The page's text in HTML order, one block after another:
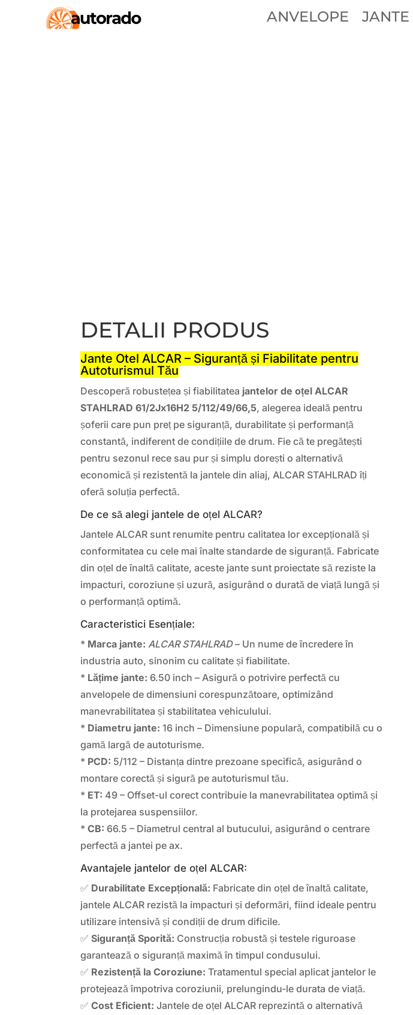
ANVELOPE JANTE
DETALII PRODUS
Jante Otel ALCAR – Siguranță și Fiabilitate pentru
Autoturismul Tău
Descoperă robustețea și fiabilitatea jantelor de oțel ALCAR
STAHLRAD 61/2Jx16H2 5/112/49/66,5, alegerea ideală pentru
șoferii care pun preț pe siguranță, durabilitate și performanță
constantă, indiferent de condițiile de drum. Fie că te pregătești
pentru sezonul rece sau pur și simplu dorești o alternativă
economică și rezistentă la jantele din aliaj, ALCAR STAHLRAD îți
oferă soluția perfectă.
De ce să alegi jantele de oțel ALCAR?
Jantele ALCAR sunt renumite pentru calitatea lor excepțională și
conformitatea cu cele mai înalte standarde de siguranță. Fabricate
din oțel de înaltă calitate, aceste jante sunt proiectate să reziste la
impacturi, coroziune și uzură, asigurând o durată de viață lungă și
o performanță optimă.
Caracteristici Esențiale:
* Marca jante: ALCAR STAHLRAD– Un nume de încredere în
industria auto, sinonim cu calitate și fiabilitate.
* Lățime jante: 6.50 inch – Asigură o potrivire perfectă cu
anvelopele de dimensiuni corespunzătoare, optimizând
manevrabilitatea și stabilitatea vehiculului.
* Diametru jante: 16 inch – Dimensiune populară, compatibilă cu o
gamă largă de autoturisme.
* PCD: 5/112 – Distanța dintre prezoane specifică, asigurând o
montare corectă și sigură pe autoturismul tău.
* ET: 49 – Offset-ul corect contribuie la manevrabilitatea optimă și
la protejarea suspensiilor.
*CB: 66.5 – Diametrul central al butucului, asigurând o centrare
perfectă a jantei pe ax.
Avantajele jantelor de oțel ALCAR:
✅ Durabilitate Excepțională: Fabricate din oțel de înaltă calitate,
jantele ALCAR rezistă la impacturi și deformări, fiind ideale pentru
utilizare intensivă și condiții de drum dificile.
✅Siguranță Sporită: Construcția robustă și testele riguroase
garantează o siguranță maximă în timpul condusului.
✅ Rezistență la Coroziune: Tratamentul special aplicat jantelor le
protejează împotriva coroziunii, prelungindu-le durata de viață.
✅Cost Eficient: Jantele de oțel ALCAR reprezintă o alternativă